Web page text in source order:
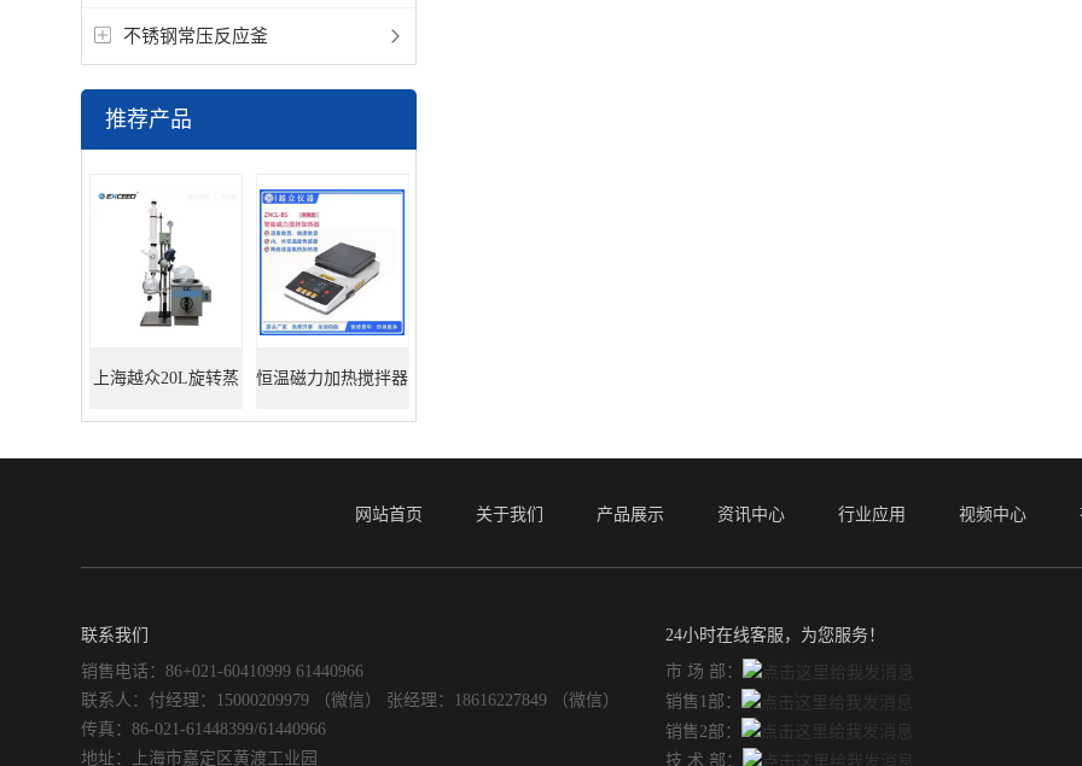
不锈钢常压反应釜
推荐产品
上海越众20L旋转蒸 恒温磁力加热搅拌器
网站首页 关于我们 产品展示 资讯中心 行业应用 视频中心
联系我们
销售电话：86+021-60410999 61440966
联系人：付经理：15000209979 （微信） 张经理：18616227849 （微信）
传真：86-021-61448399/61440966
地址：上海市嘉定区黄渡工业园
24小时在线客服，为您服务！
市 场 部：
销售1部：
销售2部：
技 术 部：